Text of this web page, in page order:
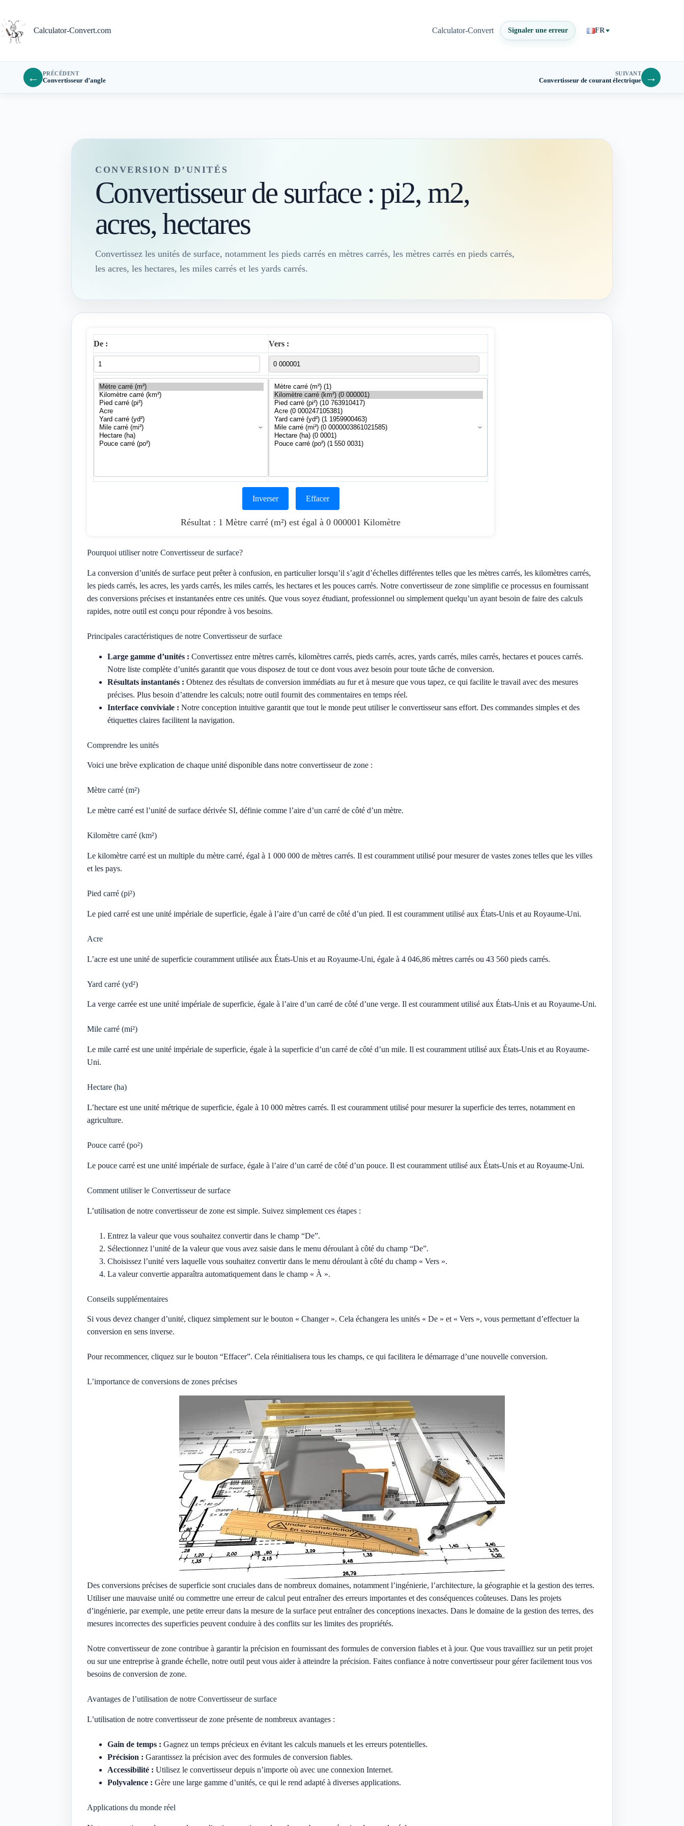
contenu
Calculator-Convert.com
Calculator-Convert Signaler une erreur FR
← PRÉCÉDENT
Convertisseur d’angle
SUIVANT
Convertisseur de courant électrique →
CONVERSION D’UNITÉS
Convertisseur de surface : pi2, m2,
acres, hectares
Convertissez les unités de surface, notamment les pieds carrés en mètres carrés, les mètres carrés en pieds carrés,
les acres, les hectares, les miles carrés et les yards carrés.
De : Vers :
Inverser Effacer
Résultat : 1 Mètre carré (m²) est égal à 0 000001 Kilomètre
Pourquoi utiliser notre Convertisseur de surface?
La conversion d’unités de surface peut prêter à confusion, en particulier lorsqu’il s’agit d’échelles différentes telles que les mètres carrés, les kilomètres carrés,
les pieds carrés, les acres, les yards carrés, les miles carrés, les hectares et les pouces carrés. Notre convertisseur de zone simplifie ce processus en fournissant
des conversions précises et instantanées entre ces unités. Que vous soyez étudiant, professionnel ou simplement quelqu’un ayant besoin de faire des calculs
rapides, notre outil est conçu pour répondre à vos besoins.
Principales caractéristiques de notre Convertisseur de surface
Large gamme d’unités : Convertissez entre mètres carrés, kilomètres carrés, pieds carrés, acres, yards carrés, miles carrés, hectares et pouces carrés.
Notre liste complète d’unités garantit que vous disposez de tout ce dont vous avez besoin pour toute tâche de conversion.
Résultats instantanés : Obtenez des résultats de conversion immédiats au fur et à mesure que vous tapez, ce qui facilite le travail avec des mesures
précises. Plus besoin d’attendre les calculs; notre outil fournit des commentaires en temps réel.
Interface conviviale : Notre conception intuitive garantit que tout le monde peut utiliser le convertisseur sans effort. Des commandes simples et des
étiquettes claires facilitent la navigation.
Comprendre les unités
Voici une brève explication de chaque unité disponible dans notre convertisseur de zone :
Mètre carré (m²)
Le mètre carré est l’unité de surface dérivée SI, définie comme l’aire d’un carré de côté d’un mètre.
Kilomètre carré (km²)
Le kilomètre carré est un multiple du mètre carré, égal à 1 000 000 de mètres carrés. Il est couramment utilisé pour mesurer de vastes zones telles que les villes
et les pays.
Pied carré (pi²)
Le pied carré est une unité impériale de superficie, égale à l’aire d’un carré de côté d’un pied. Il est couramment utilisé aux États-Unis et au Royaume-Uni.
Acre
L’acre est une unité de superficie couramment utilisée aux États-Unis et au Royaume-Uni, égale à 4 046,86 mètres carrés ou 43 560 pieds carrés.
Yard carré (yd²)
La verge carrée est une unité impériale de superficie, égale à l’aire d’un carré de côté d’une verge. Il est couramment utilisé aux États-Unis et au Royaume-Uni.
Mile carré (mi²)
Le mile carré est une unité impériale de superficie, égale à la superficie d’un carré de côté d’un mile. Il est couramment utilisé aux États-Unis et au Royaume-
Uni.
Hectare (ha)
L’hectare est une unité métrique de superficie, égale à 10 000 mètres carrés. Il est couramment utilisé pour mesurer la superficie des terres, notamment en
agriculture.
Pouce carré (po²)
Le pouce carré est une unité impériale de surface, égale à l’aire d’un carré de côté d’un pouce. Il est couramment utilisé aux États-Unis et au Royaume-Uni.
Comment utiliser le Convertisseur de surface
L’utilisation de notre convertisseur de zone est simple. Suivez simplement ces étapes :
Entrez la valeur que vous souhaitez convertir dans le champ “De”.
Sélectionnez l’unité de la valeur que vous avez saisie dans le menu déroulant à côté du champ “De”.
Choisissez l’unité vers laquelle vous souhaitez convertir dans le menu déroulant à côté du champ « Vers ».
La valeur convertie apparaîtra automatiquement dans le champ « À ».
Conseils supplémentaires
Si vous devez changer d’unité, cliquez simplement sur le bouton « Changer ». Cela échangera les unités « De » et « Vers », vous permettant d’effectuer la
conversion en sens inverse.
Pour recommencer, cliquez sur le bouton “Effacer”. Cela réinitialisera tous les champs, ce qui facilitera le démarrage d’une nouvelle conversion.
L’importance de conversions de zones précises
Des conversions précises de superficie sont cruciales dans de nombreux domaines, notamment l’ingénierie, l’architecture, la géographie et la gestion des terres.
Utiliser une mauvaise unité ou commettre une erreur de calcul peut entraîner des erreurs importantes et des conséquences coûteuses. Dans les projets
d’ingénierie, par exemple, une petite erreur dans la mesure de la surface peut entraîner des conceptions inexactes. Dans le domaine de la gestion des terres, des
mesures incorrectes des superficies peuvent conduire à des conflits sur les limites des propriétés.
Notre convertisseur de zone contribue à garantir la précision en fournissant des formules de conversion fiables et à jour. Que vous travailliez sur un petit projet
ou sur une entreprise à grande échelle, notre outil peut vous aider à atteindre la précision. Faites confiance à notre convertisseur pour gérer facilement tous vos
besoins de conversion de zone.
Avantages de l’utilisation de notre Convertisseur de surface
L’utilisation de notre convertisseur de zone présente de nombreux avantages :
Gain de temps : Gagnez un temps précieux en évitant les calculs manuels et les erreurs potentielles.
Précision : Garantissez la précision avec des formules de conversion fiables.
Accessibilité : Utilisez le convertisseur depuis n’importe où avec une connexion Internet.
Polyvalence : Gère une large gamme d’unités, ce qui le rend adapté à diverses applications.
Applications du monde réel